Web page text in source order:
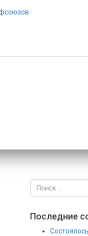
Последние